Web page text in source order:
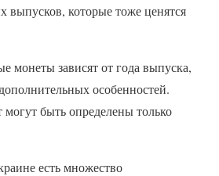
выпусков, которые тоже ценятся
монеты зависят от года выпуска,
особенностей.
быть определены только
есть множество